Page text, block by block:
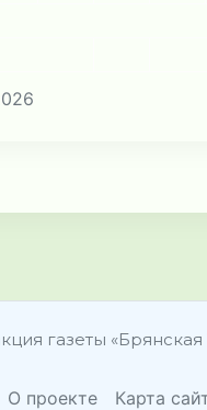
газеты «Брянская
О проекте Карта